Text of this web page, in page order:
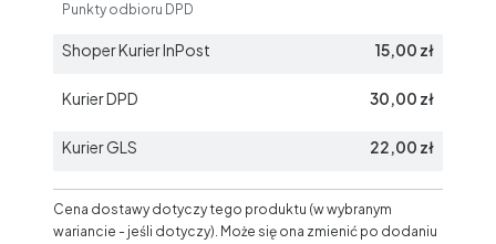
Punkty odbioru DPD
Shoper Kurier InPost 15,00 zł
Kurier DPD 30,00 zł
Kurier GLS 22,00 zł
Cena dostawy dotyczy tego produktu (w wybranym
wariancie - jeśli dotyczy). Może się ona zmienić po dodaniu